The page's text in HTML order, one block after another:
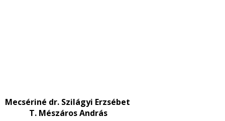
Mecsériné dr. Szilágyi Erzsébet
T. Mészáros András